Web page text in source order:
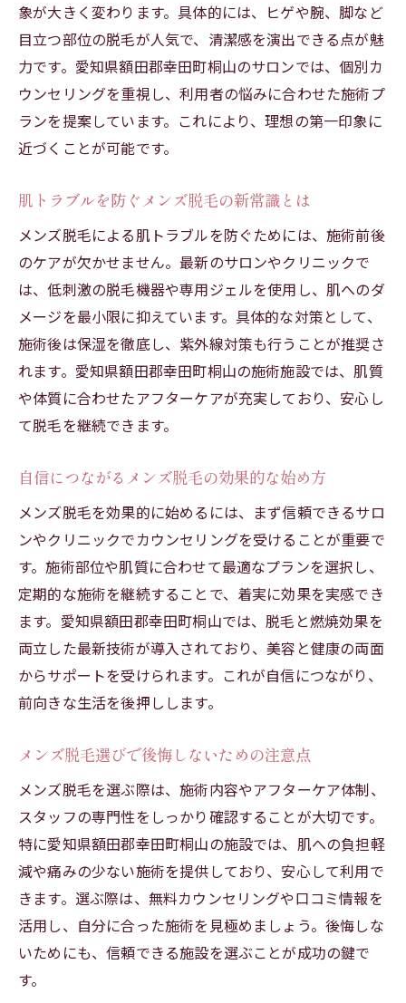
忙しくても続けやすいメンズ脱毛の魅力
結果を求める男性必見の脱毛方法紹介
肌ケアと脱毛を両立させる最新技術
肌にやさしいメンズ脱毛の最新技術解説
脱毛と同時に叶う美肌ケアのポイント
肌トラブルを防ぐ脱毛施術の選び方
敏感肌でも安心なメンズ脱毛の技術進化
脱毛後も美肌を保つケア方法まとめ
メンズ脱毛で得られる健康的な変化とは
清潔感だけでなく健康面にも効果的なメン
ズ脱毛
メンズ脱毛がもたらすライフスタイルの変
化
体型維持に役立つメンズ脱毛の新常識
脱毛が促進するポジティブな健康意識
メンズ脱毛施術後の健康的な生活習慣
美容と健康を両立する脱毛のメリット
施術後のアフターケアがもたらす安心感
アフターケア充実のメンズ脱毛が選ばれる
理由
脱毛後の肌トラブル防止ケアの重要性
安心して続けられるメンズ脱毛のアフター
サービス
アフターケアで差がつくメンズ脱毛体験
美容と健康を叶えるメンズ脱毛の秘訣
美容と健康を両立するメンズ脱毛の選び方
脱毛で手に入る理想の美と健康のバランス
メンズ脱毛が導く魅力的なライフスタイル
健康維持に役立つメンズ脱毛の実践ポイン
象が大きく変わります。具体的には、ヒゲや腕、脚など
目立つ部位の脱毛が人気で、清潔感を演出できる点が魅
力です。愛知県額田郡幸田町桐山のサロンでは、個別カ
ウンセリングを重視し、利用者の悩みに合わせた施術プ
ランを提案しています。これにより、理想の第一印象に
近づくことが可能です。
肌トラブルを防ぐメンズ脱毛の新常識とは
メンズ脱毛による肌トラブルを防ぐためには、施術前後
のケアが欠かせません。最新のサロンやクリニックで
は、低刺激の脱毛機器や専用ジェルを使用し、肌へのダ
メージを最小限に抑えています。具体的な対策として、
施術後は保湿を徹底し、紫外線対策も行うことが推奨さ
れます。愛知県額田郡幸田町桐山の施術施設では、肌質
や体質に合わせたアフターケアが充実しており、安心し
て脱毛を継続できます。
自信につながるメンズ脱毛の効果的な始め方
メンズ脱毛を効果的に始めるには、まず信頼できるサロ
ンやクリニックでカウンセリングを受けることが重要で
す。施術部位や肌質に合わせて最適なプランを選択し、
定期的な施術を継続することで、着実に効果を実感でき
ます。愛知県額田郡幸田町桐山では、脱毛と燃焼効果を
両立した最新技術が導入されており、美容と健康の両面
からサポートを受けられます。これが自信につながり、
前向きな生活を後押しします。
メンズ脱毛選びで後悔しないための注意点
メンズ脱毛を選ぶ際は、施術内容やアフターケア体制、
スタッフの専門性をしっかり確認することが大切です。
特に愛知県額田郡幸田町桐山の施設では、肌への負担軽
減や痛みの少ない施術を提供しており、安心して利用で
きます。選ぶ際は、無料カウンセリングや口コミ情報を
活用し、自分に合った施術を見極めましょう。後悔しな
いためにも、信頼できる施設を選ぶことが成功の鍵で
す。